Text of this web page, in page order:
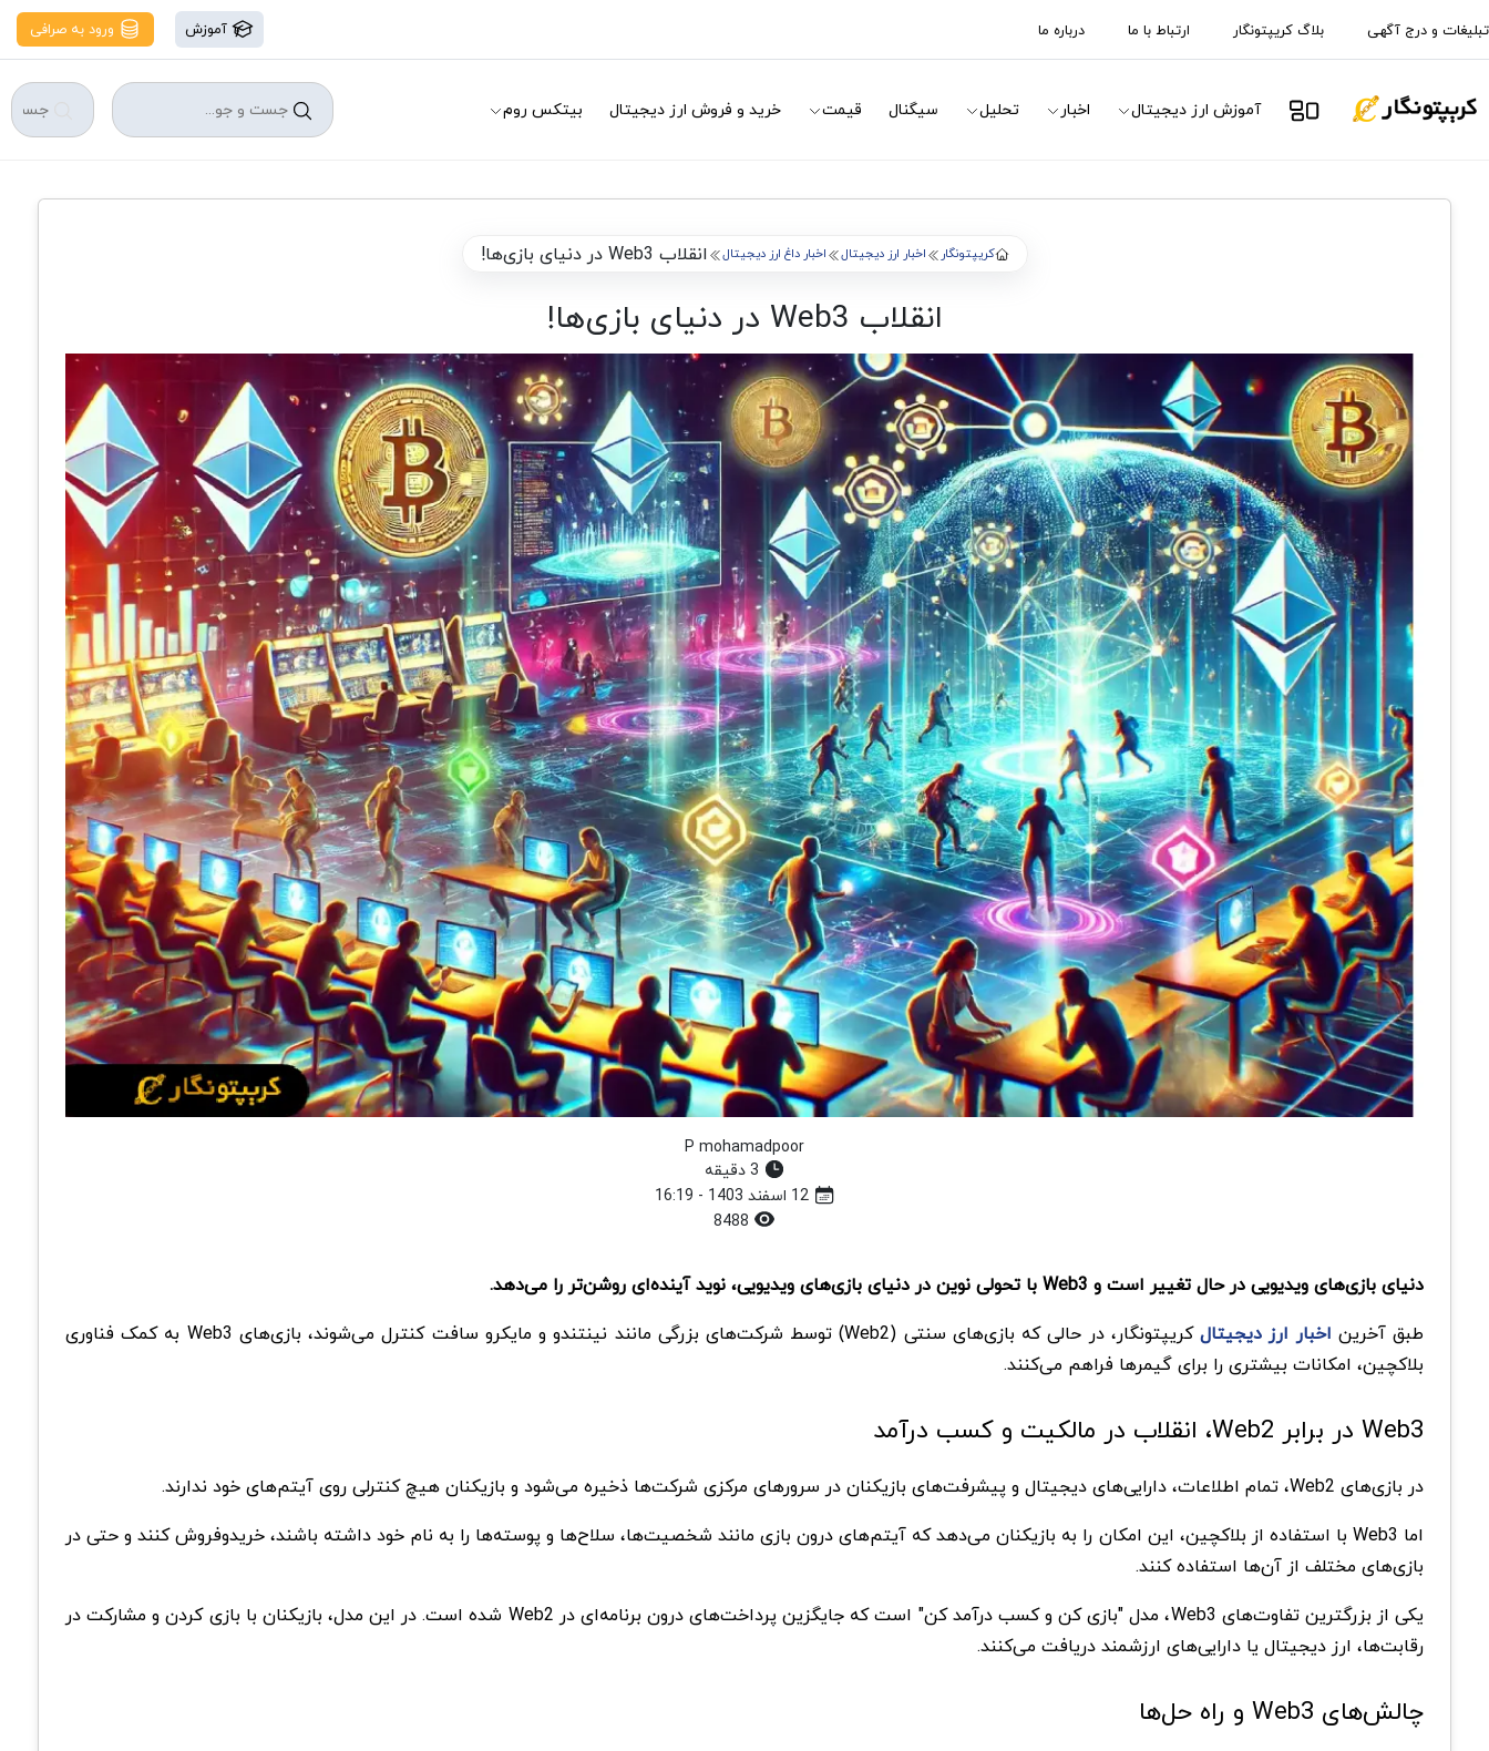
تبلیغات و درج آگهی بلاگ کریپتونگار ارتباط با ما درباره ما آموزش ورود به صرافی
آموزش ارز دیجیتال اخبار تحلیل سیگنال قیمت خرید و فروش ارز دیجیتال بیتکس روم
کریپتونگار اخبار ارز دیجیتال اخبار داغ ارز دیجیتال انقلاب Web3 در دنیای بازی‌ها!
انقلاب Web3 در دنیای بازی‌ها!
P mohamadpoor
12 اسفند 1403 - 16:19
دنیای بازی‌های ویدیویی در حال تغییر است و Web3 با تحولی نوین در دنیای بازی‌های ویدیویی، نوید آینده‌ای روشن‌تر را می‌دهد.
طبق آخرین اخبار ارز دیجیتال
کریپتونگار، در حالی که بازی‌های سنتی (Web2) توسط شرکت‌های بزرگی مانند نینتندو و مایکرو سافت کنترل می‌شوند، بازی‌های Web3 به کمک فناوری
بلاکچین، امکانات بیشتری را برای گیمرها فراهم می‌کنند.
Web3 در برابر Web2، انقلاب در مالکیت و کسب درآمد
در بازی‌های Web2، تمام اطلاعات، دارایی‌های دیجیتال و پیشرفت‌های بازیکنان در سرورهای مرکزی شرکت‌ها ذخیره می‌شود و بازیکنان هیچ کنترلی روی آیتم‌های خود ندارند.
اما Web3 با استفاده از بلاکچین، این امکان را به بازیکنان می‌دهد که آیتم‌های درون بازی مانند شخصیت‌ها، سلاح‌ها و پوسته‌ها را به نام خود داشته باشند، خریدوفروش کنند و حتی در
بازی‌های مختلف از آن‌ها استفاده کنند.
یکی از بزرگترین تفاوت‌های Web3، مدل "بازی کن و کسب درآمد کن" است که جایگزین پرداخت‌های درون برنامه‌ای در Web2 شده است. در این مدل، بازیکنان با بازی کردن و مشارکت در
رقابت‌ها، ارز دیجیتال یا دارایی‌های ارزشمند دریافت می‌کنند.
چالش‌های Web3 و راه‌ حل‌ها